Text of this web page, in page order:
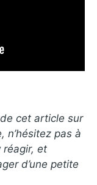
cet article sur
n’hésitez pas à
réagir, et
d’une petite